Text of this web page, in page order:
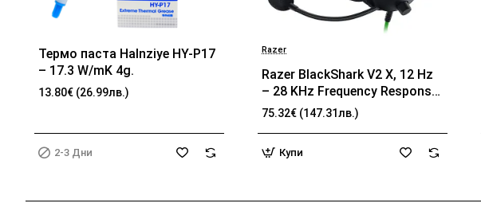
БЕСТСЕЛЪР
2-3 Дни
Термо паста Halnziye HY-P17
– 17.3 W/mK 4g.
13.80€ (26.99лв.)
2-3 Дни
Razer
Razer BlackShark V2 X, 12 Hz
– 28 KHz Frequency Response,
32 Ω (1 kHz) Impedance, Razer
TriForce Driver, Breathable
passive noise cancellation,
75.32€ (147.31лв.)
Купи